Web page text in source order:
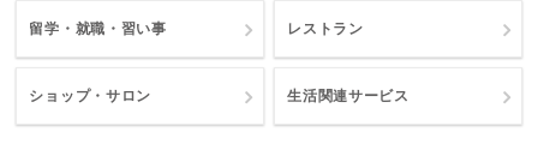
留学・就職・習い事 レストラン
ショップ・サロン 生活関連サービス